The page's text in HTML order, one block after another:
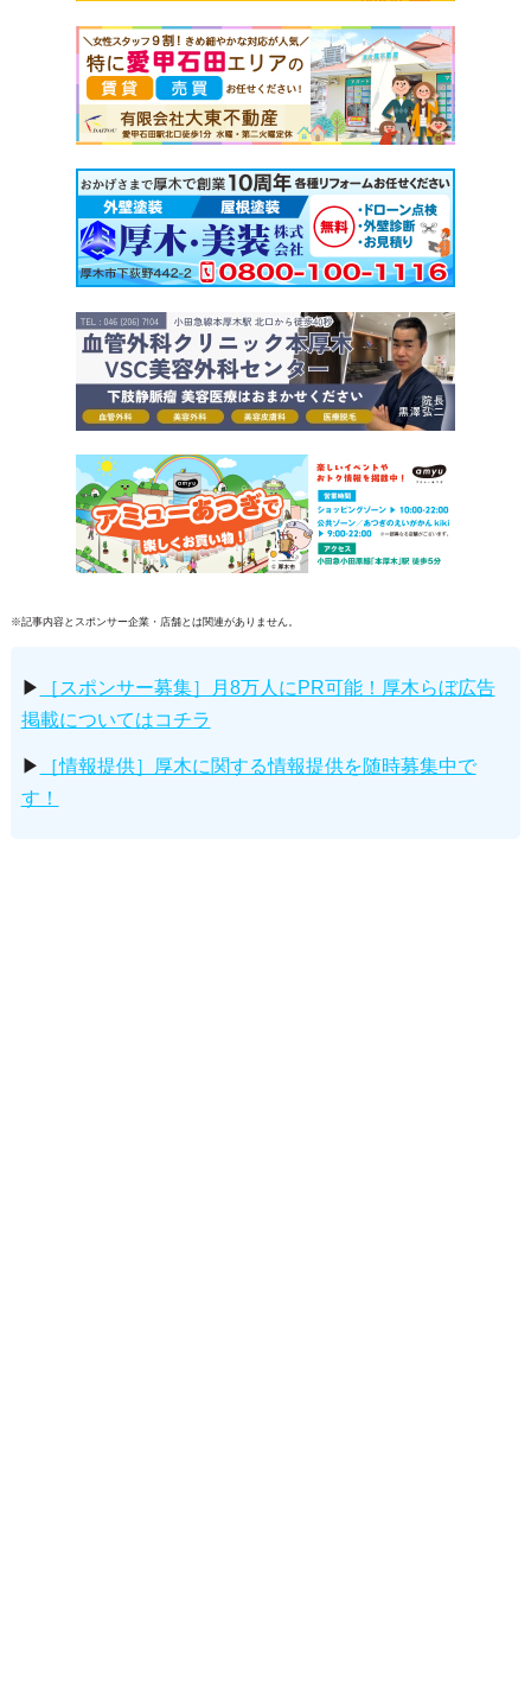
※記事内容とスポンサー企業・店舗とは関連がありません。
▶
［スポンサー募集］月8万人にPR可能！厚木らぼ広告
掲載についてはコチラ
▶
［情報提供］厚木に関する情報提供を随時募集中で
す！